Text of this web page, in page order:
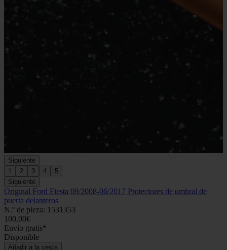
Siguiente
1
2 3 4
5
Siguiente
Original Ford Fiesta 09/2008-06/2017 Protectores de umbral de
puerta delanteros
N.º de pieza: 1531353
100,00€
Envío gratis*
Disponible
Añadir a la cesta